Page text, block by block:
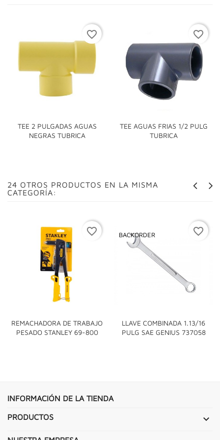
TEE 2 PULGADAS AGUAS
NEGRAS TUBRICA
favorite_border
TEE AGUAS FRIAS 1/2 PULG
TUBRICA
favorite_border
24 OTROS PRODUCTOS EN LA MISMA
CATEGORÍA:
REMACHADORA DE TRABAJO
PESADO STANLEY 69-800
favorite_border
LLAVE COMBINADA 1.13/16
PULG SAE GENIUS 737058
BACKORDER favorite_border
INFORMACIÓN DE LA TIENDA
PRODUCTOS 